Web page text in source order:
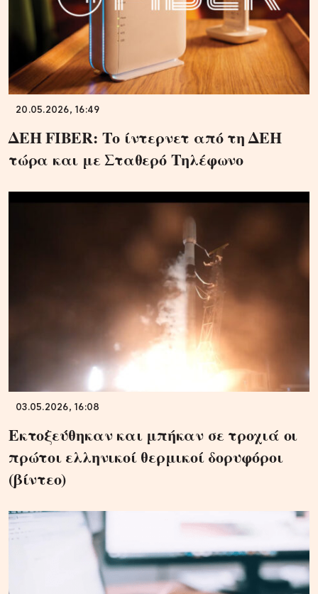
20.05.2026, 16:49
ΔΕΗ FIBER: Το ίντερνετ από τη ΔΕΗ
τώρα και με Σταθερό Τηλέφωνο
03.05.2026, 16:08
Εκτοξεύθηκαν και μπήκαν σε τροχιά οι
πρώτοι ελληνικοί θερμικοί δορυφόροι
(βίντεο)